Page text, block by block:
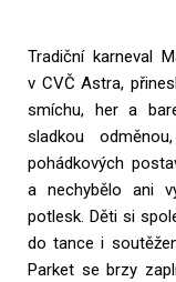
Tradiční karneval
v CVČ Astra,
smíchu, her a
sladkou
pohádkových
a nechybělo ani
potlesk. Děti si
do tance i
Parket se brzy